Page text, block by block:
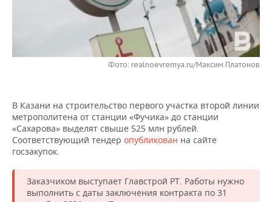
НЕФТЕХИМИЯ
ОПК
РОЗНИЧНАЯ ТОРГОВЛЯ
НОВОСТИ ТЕХНОЛОГИЙ
ТЕЛЕКОММУНИКАЦИИ
НОВОСТИ МЕРОПРИЯТИЙ
БИЗНЕС-БРАНЧИ
ONLINE-КОНФЕРЕНЦИИ
ФУТБОЛ
ХОККЕЙ
ВОЛЕЙБОЛ
НОВОСТИ ОБЩЕСТВА
ВЛАСТЬ
ИСТОРИЯ
ФОТОГАЛЕРЕЯ
СЮЖЕТЫ
СПИСОК ПЕРСОН
ПОЛНАЯ ВЕРСИЯ
Фото: realnoevremya.ru/Максим Платонов
В Казани на строительство первого участка второй линии
метрополитена от станции «Фучика» до станции
«Сахарова» выделят свыше 525 млн рублей.
Соответствующий тендер опубликован на сайте
госзакупок.
Заказчиком выступает Главстрой РТ. Работы нужно
выполнить с даты заключения контракта по 31